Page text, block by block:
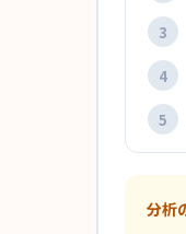
3
4
5
分析